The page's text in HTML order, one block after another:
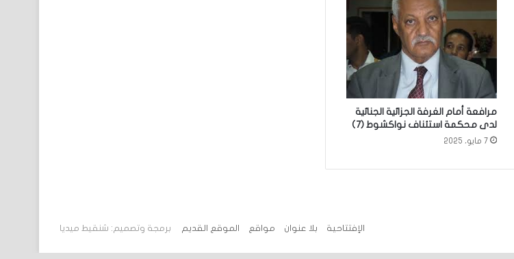
والحليب كامل الدسم؟
الإراث اللاإنساني في موريتانيا
اعتقالات على طريقة الدومينو: عناوين
سكنية تتحول إلى مصائد للجالية
الموريتانية في ميتشيغان
مرافعة أمام الغرفة الجزائية الجنائية
لدى محكمة استئناف نواكشوط (7)
7 مايو، 2025
برمجة وتصميم: شنقيط ميديا الإفتتاحية بلا عنوان مواقع الموقع القديم